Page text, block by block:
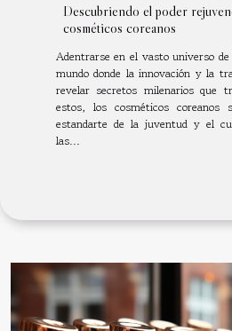
Descubriendo el poder
cosméticos coreanos
Adentrarse en el vasto universo
mundo donde la innovación y la
revelar secretos milenarios que
estos, los cosméticos
estandarte de la juventud y el
las...